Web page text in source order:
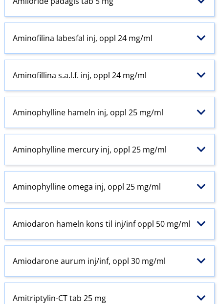
Aminofilina labesfal inj, oppl 24 mg/ml
Aminofillina s.a.l.f. inj, oppl 24 mg/ml
Aminophylline hameln inj, oppl 25 mg/ml
Aminophylline mercury inj, oppl 25 mg/ml
Aminophylline omega inj, oppl 25 mg/ml
Amiodaron hameln kons til inj​/​inf oppl 50 mg/ml
Amiodarone aurum inj​/​inf, oppl 30 mg/ml
Amitriptylin-CT tab 25 mg